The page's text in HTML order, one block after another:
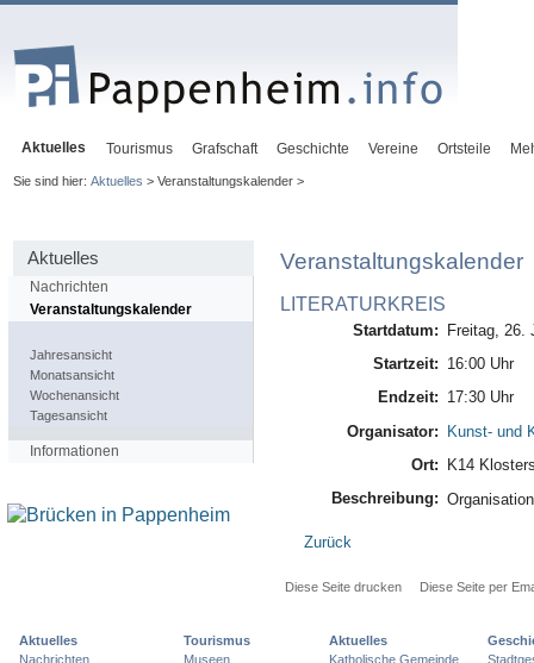
Aktuelles Tourismus Grafschaft Geschichte Vereine Ortsteile
Sie sind hier: Aktuelles > Veranstaltungskalender >
Aktuelles
Nachrichten
Veranstaltungskalender
Jahresansicht
Monatsansicht
Wochenansicht
Tagesansicht
Informationen
Veranstaltungskalender
LITERATURKREIS
Startdatum:
Freitag, 26.
Startzeit: 16:00 Uhr
Endzeit: 17:30 Uhr
Organisator: Kunst- und
Ort:
K14
Beschreibung:
Zurück
Diese Seite drucken Diese Seite per
Aktuelles
Nachrichten
Tourismus
Museen
Aktuelles
Katholische Gemeinde